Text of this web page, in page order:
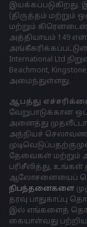
(திருத்தம் மற்றும்
மற்றும்
அத்தியாயம் 149
International Ltd
Beachmont,
அமைந்துள்ளது.
ஆபத்து
வேறுபாடுக்கான
அனைத்து
அந்நியச்
தேவைகள் மற்றும்
பரிசீலித்து, உங்கள்
ஆலோசனையைப்
நிபந்தனைகளை
தரவு பாதுகாப்பு
இல் எங்களைத்
கையாள்வது